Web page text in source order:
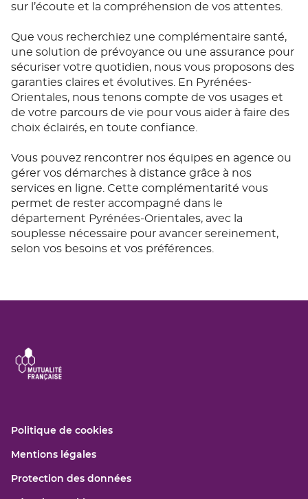
sur l’écoute et la compréhension de vos attentes.
Que vous recherchiez une complémentaire santé,
une solution de prévoyance ou une assurance pour
sécuriser votre quotidien, nous vous proposons des
garanties claires et évolutives. En Pyrénées-
Orientales, nous tenons compte de vos usages et
de votre parcours de vie pour vous aider à faire des
choix éclairés, en toute confiance.
Vous pouvez rencontrer nos équipes en agence ou
gérer vos démarches à distance grâce à nos
services en ligne. Cette complémentarité vous
permet de rester accompagné dans le
département Pyrénées-Orientales, avec la
souplesse nécessaire pour avancer sereinement,
selon vos besoins et vos préférences.
Politique de cookies(ouvre
fenêtre)
Mentions légales(ouvre
une
Protection des données(ouvre